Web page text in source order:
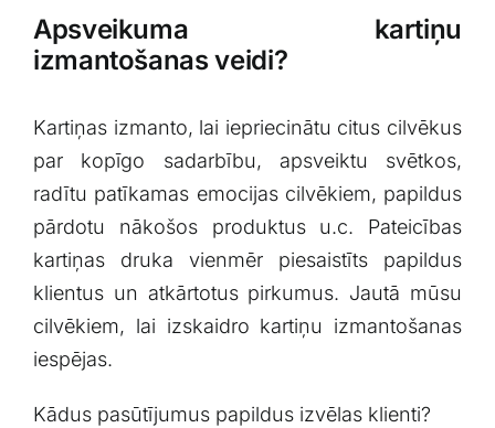
Apsveikuma kartiņu
izmantošanas veidi?
Kartiņas izmanto, lai iepriecinātu citus cilvēkus
par kopīgo sadarbību, apsveiktu svētkos,
radītu patīkamas emocijas cilvēkiem, papildus
pārdotu nākošos produktus u.c. Pateicības
kartiņas druka vienmēr piesaistīts papildus
klientus un atkārtotus pirkumus. Jautā mūsu
cilvēkiem, lai izskaidro kartiņu izmantošanas
iespējas.
Kādus pasūtījumus papildus izvēlas klienti?